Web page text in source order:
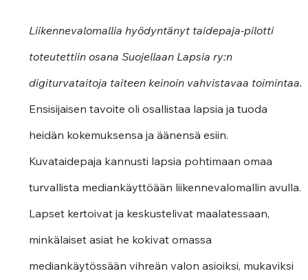
Liikennevalomallia hyödyntänyt taidepaja-pilotti
toteutettiin osana Suojellaan Lapsia ry:n
digiturvataitoja taiteen keinoin vahvistavaa toimintaa.
Ensisijaisen tavoite oli osallistaa lapsia ja tuoda
heidän kokemuksensa ja äänensä esiin.
Kuvataidepaja kannusti lapsia pohtimaan omaa
turvallista mediankäyttöään liikennevalomallin avulla.
Lapset kertoivat ja keskustelivat maalatessaan,
minkälaiset asiat he kokivat omassa
mediankäytössään vihreän valon asioiksi, mukaviksi